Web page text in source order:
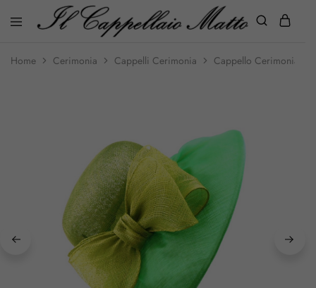
Home Cerimonia Cappelli Cerimonia Cappello Cerimonia di